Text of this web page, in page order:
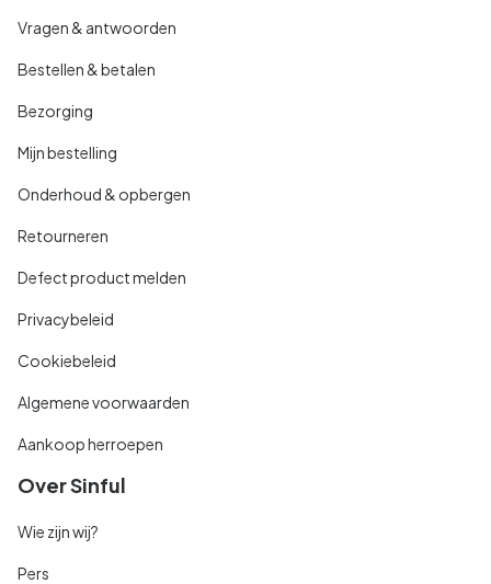
Vragen & antwoorden
Bestellen & betalen
Bezorging
Mijn bestelling
Onderhoud & opbergen
Retourneren
Defect product melden
Privacybeleid
Cookiebeleid
Algemene voorwaarden
Aankoop herroepen
Over Sinful
Wie zijn wij?
Pers